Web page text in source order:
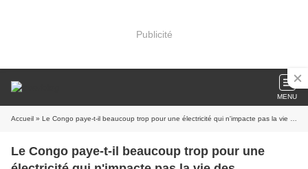
Publicité
MENU
Accueil » Le Congo paye-t-il beaucoup trop pour une électricité qui n'impacte pas la vie des populations?
Le Congo paye-t-il beaucoup trop pour une